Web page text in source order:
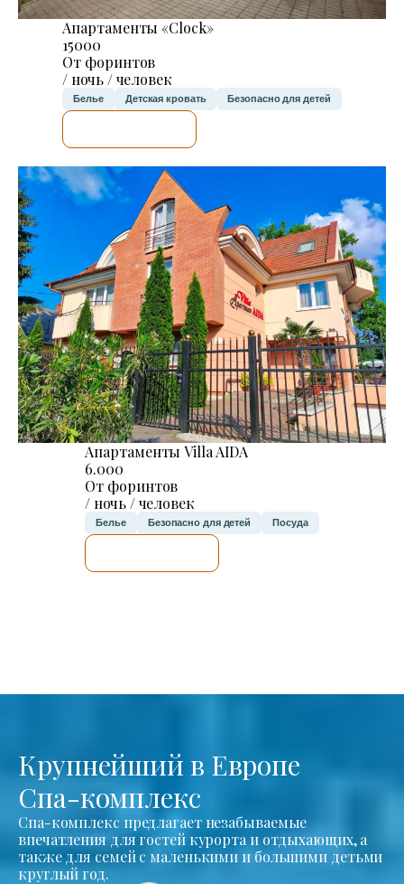
Апартаменты «Clock»
15000
От форинтов
/ ночь / человек
Белье Детская кровать Безопасно для детей
Апартаменты Villa AIDA
6.000
От форинтов
/ ночь / человек
Белье Безопасно для детей Посуда
Крупнейший в Европе
Спа-комплекс
Спа-комплекс предлагает незабываемые
впечатления для гостей курорта и отдыхающих, а
также для семей с маленькими и большими детьми
круглый год.